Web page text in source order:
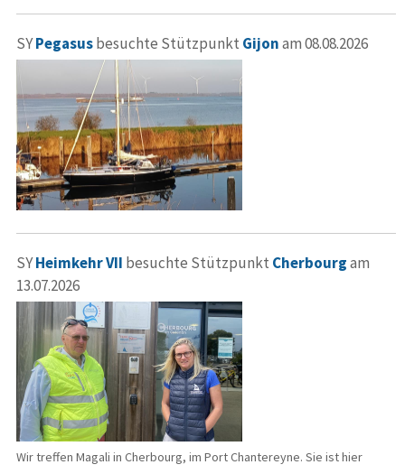
SYPegasusbesuchte Stützpunkt Gijonam 08.08.2026
SYHeimkehr VII besuchte Stützpunkt Cherbourgam
13.07.2026
Wir treffen Magali in Cherbourg, im Port Chantereyne. Sie ist hier